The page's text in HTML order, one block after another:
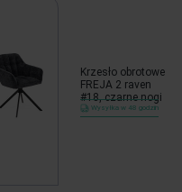
Krzesło obrotowe
FREJA 2 raven
#18, czarne nogi
Wysyłka w 48 godzin